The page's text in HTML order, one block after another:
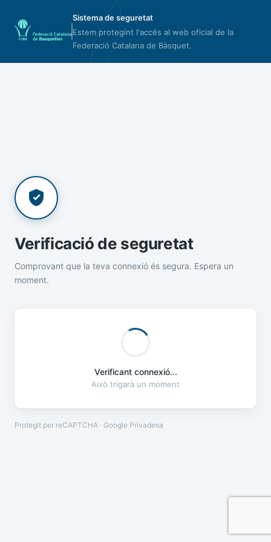
Sistema de seguretat
Estem protegint l'accés al web oficial de la
Federació Catalana de Bàsquet.
Verificació de seguretat
Comprovant que la teva connexió és segura. Espera un
moment.
Verificant connexió...
Això trigarà un moment
Protegit per reCAPTCHA · Google Privadesa